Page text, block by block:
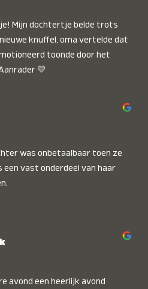
Mijn dochtertje belde trots
knuffel, oma vertelde dat
toonde door het
💛
was onbetaalbaar toen ze
een vast onderdeel van haar
avond een heerlijk avond